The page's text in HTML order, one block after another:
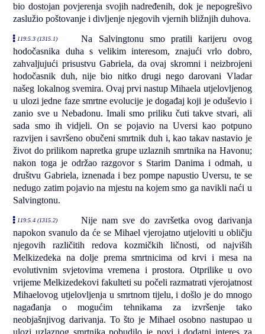
bio dostojan povjerenja svojih nadređenih, dok je nepogrešivo
zaslužio poštovanje i divljenje njegovih vjernih bližnjih duhova.
119:5.3 (1315.1)
Na Salvingtonu smo pratili karijeru ovog
hodočasnika duha s velikim interesom, znajući vrlo dobro,
zahvaljujući prisustvu Gabriela, da ovaj skromni i neizbrojeni
hodočasnik duh, nije bio nitko drugi nego darovani Vladar
našeg lokalnog svemira. Ovaj prvi nastup Mihaela utjelovljenog
u ulozi jedne faze smrtne evolucije je događaj koji je oduševio i
zanio sve u Nebadonu. Imali smo priliku čuti takve stvari, ali
sada smo ih vidjeli. On se pojavio na Uversi kao potpuno
razvijen i savršeno obučeni smrtnik duh i, kao takav nastavio je
život do prilikom napretka grupe uzlaznih smrtnika na Havonu;
nakon toga je održao razgovor s Starim Danima i odmah, u
društvu Gabriela, iznenada i bez pompe napustio Uversu, te se
nedugo zatim pojavio na mjestu na kojem smo ga navikli naći u
Salvingtonu.
119:5.4 (1315.2)
Nije nam sve do završetka ovog darivanja
napokon svanulo da će se Mihael vjerojatno utjeloviti u obličju
njegovih različitih redova kozmičkih ličnosti, od najviših
Melkizedeka na dolje prema smrtnicima od krvi i mesa na
evolutivnim svjetovima vremena i prostora. Otprilike u ovo
vrijeme Melkizedekovi fakulteti su počeli razmatrati vjerojatnost
Mihaelovog utjelovljenja u smrtnom tijelu, i došlo je do mnogo
nagađanja o mogućim tehnikama za izvršenje tako
neobjašnjivog darivanja. To što je Mihael osobno nastupao u
ulozi uzlaznog smrtnika pobudilo je novi i dodatni interes za